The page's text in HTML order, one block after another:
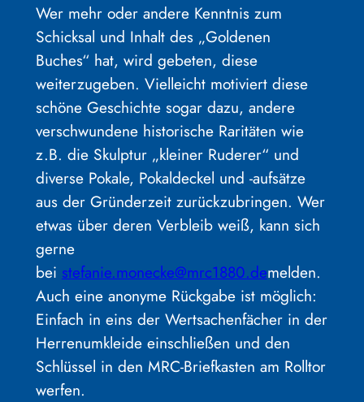
Wer mehr oder andere Kenntnis zum
Schicksal und Inhalt des „Goldenen
Buches“ hat, wird gebeten, diese
weiterzugeben. Vielleicht motiviert diese
schöne Geschichte sogar dazu, andere
verschwundene historische Raritäten wie
z.B. die Skulptur „kleiner Ruderer“ und
diverse Pokale, Pokaldeckel und -aufsätze
aus der Gründerzeit zurückzubringen. Wer
etwas über deren Verbleib weiß, kann sich
gerne
bei stefanie.monecke@mrc1880.demelden.
Auch eine anonyme Rückgabe ist möglich:
Einfach in eins der Wertsachenfächer in der
Herrenumkleide einschließen und den
Schlüssel in den MRC-Briefkasten am Rolltor
werfen.